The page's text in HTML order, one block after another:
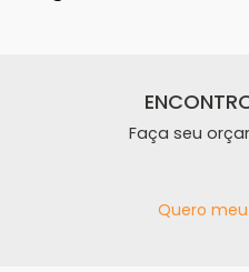
Faça seu
Quero